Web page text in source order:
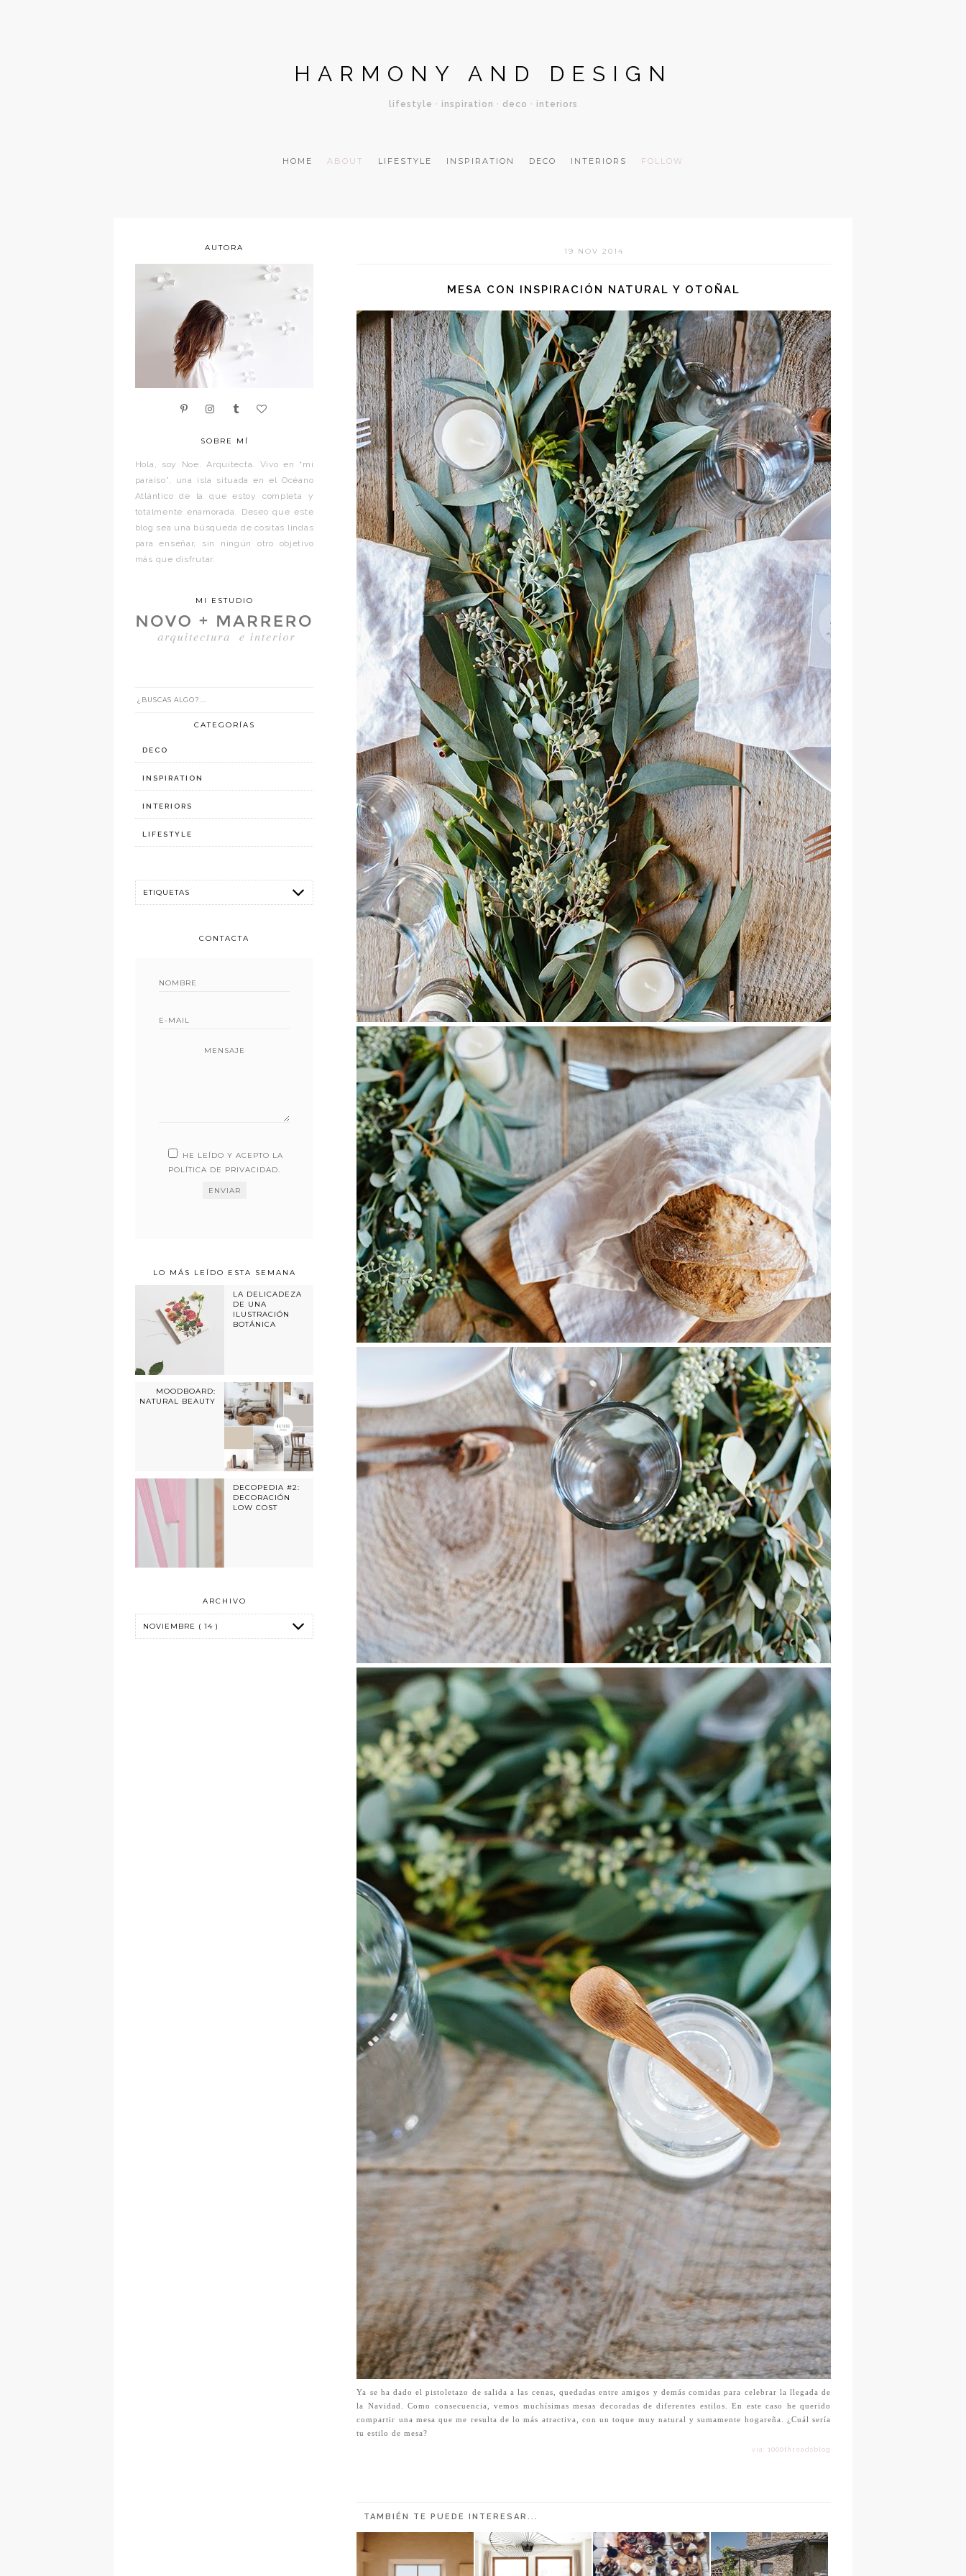
HARMONY AND DESIGN
lifestyle · inspiration · deco · interiors
HOME ABOUT LIFESTYLE INSPIRATION DECO INTERIORS FOLLOW
19 NOV 2014
MESA CON INSPIRACIÓN NATURAL Y OTOÑAL
Ya se ha dado el pistoletazo de salida a las cenas, quedadas entre amigos y demás comidas para celebrar la llegada de
la Navidad. Como consecuencia, vemos muchísimas mesas decoradas de diferentes estilos. En este caso he querido
compartir una mesa que me resulta de lo más atractiva, con un toque muy natural y sumamente hogareña. ¿Cuál sería
tu estilo de mesa?
vía: 1000threadsblog
TAMBIÉN TE PUEDE INTERESAR...
AUTORA
SOBRE MÍ
Hola, soy Noe. Arquitecta. Vivo en “mi
paraíso”, una isla situada en el Océano
Atlántico de la que estoy completa y
totalmente enamorada. Deseo que este
blog sea una búsqueda de cositas lindas
para enseñar, sin ningún otro objetivo
más que disfrutar.
MI ESTUDIO
CATEGORÍAS
DECO
INSPIRATION
INTERIORS
LIFESTYLE
CONTACTA
MENSAJE
HE LEÍDO Y ACEPTO LA
POLÍTICA DE PRIVACIDAD.
LO MÁS LEÍDO ESTA SEMANA
LA DELICADEZA
DE UNA
ILUSTRACIÓN
BOTÁNICA
MOODBOARD:
NATURAL BEAUTY
DECOPEDIA #2:
DECORACIÓN
LOW COST
ARCHIVO